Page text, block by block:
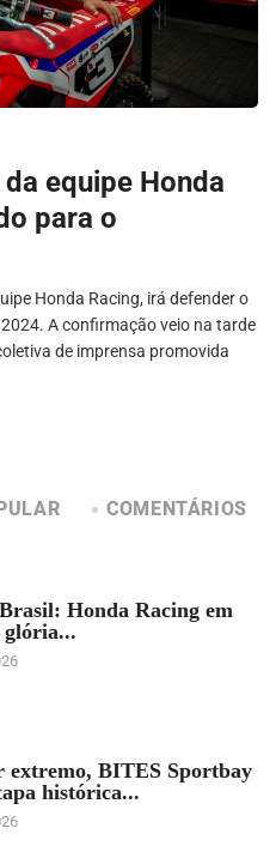
equipe Honda
para o
Honda Racing, irá defender o
A confirmação veio na tarde
de imprensa promovida
COMENTÁRIOS
Honda Racing em
glória...
extremo, BITES Sportbay
histórica...